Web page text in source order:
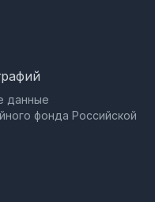
данные
фонда Российской